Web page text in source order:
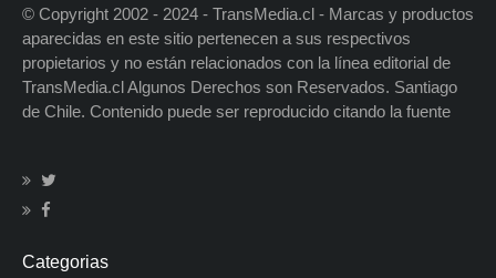
© Copyright 2002 - 2024 - TransMedia.cl - Marcas y productos
aparecidas en este sitio pertenecen a sus respectivos
propietarios y no están relacionados con la línea editorial de
TransMedia.cl Algunos Derechos son Reservados. Santiago
de Chile. Contenido puede ser reproducido citando la fuente
Categorias